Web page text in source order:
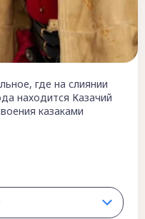
где на слиянии
находится Казачий
казаками